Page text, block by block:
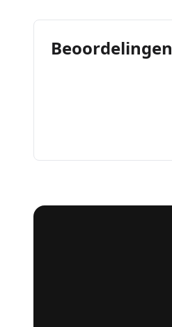
Beoordelingen